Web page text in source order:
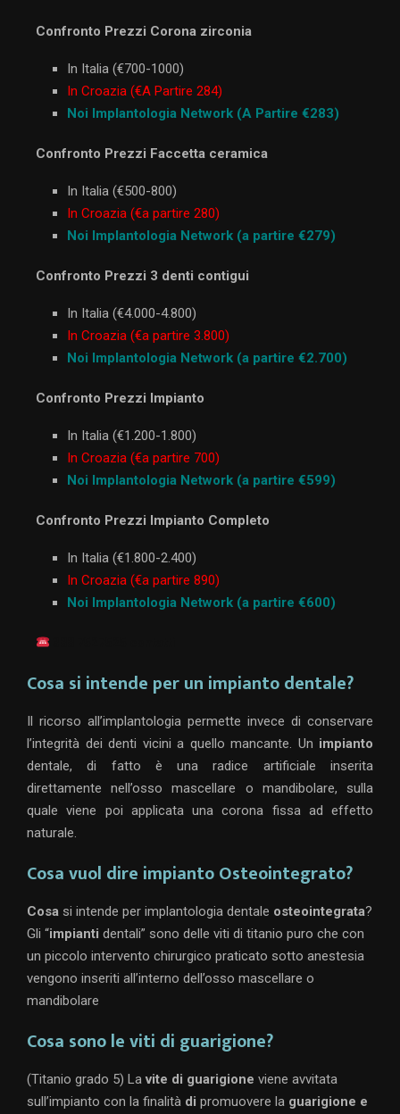
Confronto Prezzi Corona zirconia
In Italia (€700-1000)
In Croazia (€A Partire 284)
Noi Implantologia Network (A Partire €283)
Confronto Prezzi Faccetta ceramica
In Italia (€500-800)
In Croazia (€a partire 280)
Noi Implantologia Network (a partire €279)
Confronto Prezzi 3 denti contigui
In Italia (€4.000-4.800)
In Croazia (€a partire 3.800)
Noi Implantologia Network (a partire €2.700)
Confronto Prezzi Impianto
In Italia (€1.200-1.800)
In Croazia (€a partire 700)
Noi Implantologia Network (a partire €599)
Confronto Prezzi Impianto Completo
In Italia (€1.800-2.400)
In Croazia (€a partire 890)
Noi Implantologia Network (a partire €600)
Cosa si intende per un impianto dentale?
Il ricorso all’implantologia permette invece di conservare
l’integrità dei denti vicini a quello mancante. Un impianto
dentale, di fatto è una radice artificiale inserita
direttamente nell’osso mascellare o mandibolare, sulla
quale viene poi applicata una corona fissa ad effetto
naturale.
Cosa vuol dire impianto Osteointegrato?
Cosa si intende per implantologia dentale osteointegrata?
Gli “impianti dentali” sono delle viti di titanio puro che con
un piccolo intervento chirurgico praticato sotto anestesia
vengono inseriti all’interno dell’osso mascellare o
mandibolare
Cosa sono le viti di guarigione?
(Titanio grado 5) Lavite di guarigione viene avvitata
sull’impianto con la finalità di promuovere la guarigione e